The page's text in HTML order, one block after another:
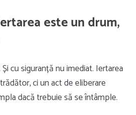
este un drum,
cu siguranță nu imediat. Iertarea
ci un act de eliberare
dacă trebuie să se întâmple.